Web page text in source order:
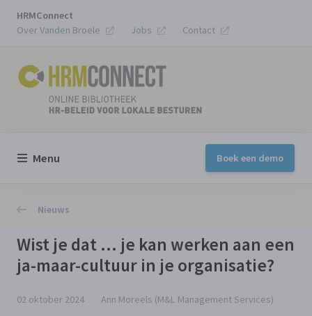
HRMConnect
Over Vanden Broele
Jobs Contact
Menu Boek een demo
Nieuws
Wist je dat … je kan werken aan een
ja-maar-cultuur in je organisatie?
02 oktober 2024 Ann Moreels (M&L Management Services)